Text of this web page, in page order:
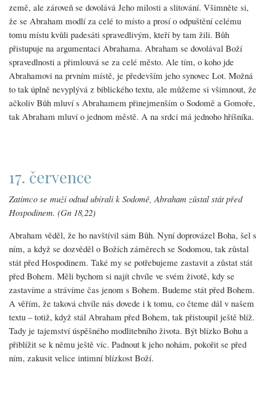
země, ale zároveň se dovolává Jeho milosti a slitování. Všimněte si,
že se Abraham modlí za celé to místo a prosí o odpuštění celému
tomu místu kvůli padesáti spravedlivým, kteří by tam žili. Bůh
přistupuje na argumentaci Abrahama. Abraham se dovolával Boží
spravedlnosti a přimlouvá se za celé město. Ale tím, o koho jde
Abrahamovi na prvním místě, je především jeho synovec Lot. Možná
to tak úplně nevyplývá z biblického textu, ale můžeme si všimnout, že
ačkoliv Bůh mluví s Abrahamem přinejmenším o Sodomě a Gomoře,
tak Abraham mluví o jednom městě. A na srdci má jednoho hříšníka.
17. července
Zatímco se muži odtud ubírali k Sodomě, Abraham zůstal stát před
Hospodinem. (Gn 18,22)
Abraham věděl, že ho navštívil sám Bůh. Nyní doprovázel Boha, šel s
ním, a když se dozvěděl o Božích záměrech se Sodomou, tak zůstal
stát před Hospodinem. Také my se potřebujeme zastavit a zůstat stát
před Bohem. Měli bychom si najít chvíle ve svém životě, kdy se
zastavíme a strávíme čas jenom s Bohem. Budeme stát před Bohem.
A věřím, že taková chvíle nás dovede i k tomu, co čteme dál v našem
textu – totiž, když stál Abraham před Bohem, tak přistoupil ještě blíž.
Tady je tajemství úspěšného modlitebního života. Být blízko Bohu a
přiblížit se k němu ještě víc. Padnout k jeho nohám, pokořit se před
ním, zakusit velice intimní blízkost Boží.